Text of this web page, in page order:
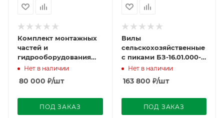
Комплект монтажных
частей и
гидрооборудования
БЗ-b.82.31.3321.800
Нет в наличии
80 000 ₽/шт
ПОД ЗАКАЗ
Вилы
сельскохозяйственные
с пиками БЗ-16.01.000-
104 г. Пермь
Нет в наличии
163 800 ₽/шт
ПОД ЗАКАЗ